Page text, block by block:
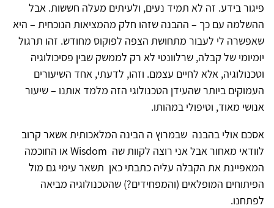
פיגור בידע. זה לא תמיד נעים, ולעיתים מעלה חששות. אבל
ההשלמה עם כך – ההבנה שזהו חלק מהמציאות הנוכחית – היא
שאפשרה לי לעבור מתחושת הצפה לפוקוס מחודש. זהו תרגול
יומיומי של קבלה, שרלוונטי לא רק לממשק שבין פסיכולוגיה
וטכנולוגיה, אלא לחיים עצמם. וזהו, לדעתי, אחד השיעורים
העמוקים ביותר שהעידן הטכנולוגי הזה מלמד אותנו – שיעור
אנושי מאוד, וטיפולי במהותו.
אסכם אולי בהבנה שבמרוץ ה הבינה המלאכותית אשאר קרוב
לוודאי מאחור אבל אני רוצה לקוות שה Wisdomאו החוכמה
המאפיינת את הקבלה עליה כתבתי כאן תשאר עימי גם מול
הפיתוחים המופלאים (והמפחידים?) שהטכנולוגיה מביאה
לפתחנו.